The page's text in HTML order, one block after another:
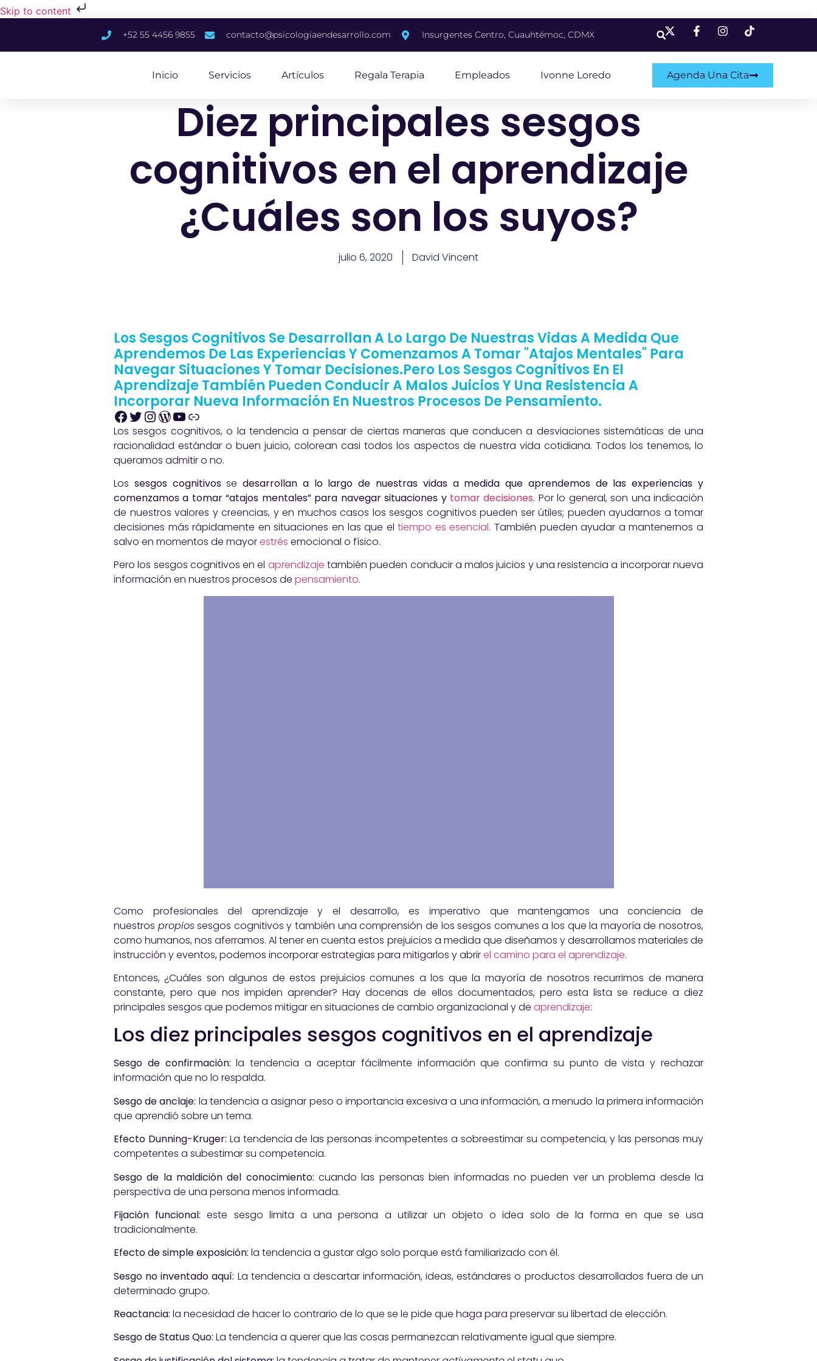
Skip to content
+52 55 4456 9855 contacto@psicologiaendesarrollo.com Insurgentes Centro, Cuauhtémoc, CDMX
Inicio Servicios Artículos Regala Terapia Empleados Ivonne Loredo Agenda Una Cita
Diez principales sesgos
cognitivos en el aprendizaje
¿Cuáles son los suyos?
julio 6, 2020 David Vincent
Los Sesgos Cognitivos Se Desarrollan A Lo Largo De Nuestras Vidas A Medida Que
Aprendemos De Las Experiencias Y Comenzamos A Tomar "atajos Mentales" Para
Navegar Situaciones Y Tomar Decisiones.Pero Los Sesgos Cognitivos En El
Aprendizaje También Pueden Conducir A Malos Juicios Y Una Resistencia A
Incorporar Nueva Información En Nuestros Procesos De Pensamiento.
Los sesgos cognitivos, o la tendencia a pensar de ciertas maneras que conducen a desviaciones sistemáticas de una
racionalidad estándar o buen juicio, colorean casi todos los aspectos de nuestra vida cotidiana. Todos los tenemos, lo
queramos admitir o no.
Los sesgos cognitivossedesarrollan a lo largo de nuestras vidas a medida que aprendemos de las experiencias y
comenzamos a tomar “atajos mentales” para navegar situaciones y tomar decisiones. Por lo general, son una indicación
de nuestros valores y creencias, y en muchos casos los sesgos cognitivos pueden ser útiles; pueden ayudarnos a tomar
decisiones más rápidamente en situaciones en las que eltiempo es esencial. También pueden ayudar a mantenernos a
salvo en momentos de mayorestrés emocional o físico.
Pero los sesgos cognitivos en el aprendizaje también pueden conducir a malos juicios y una resistencia a incorporar nueva
información en nuestros procesos de pensamiento.
Como profesionales del aprendizaje y el desarrollo, es imperativo que mantengamos una conciencia de
nuestros propiossesgos cognitivos y también una comprensión de los sesgos comunes a los que la mayoría de nosotros,
como humanos, nos aferramos. Al tener en cuenta estos prejuicios a medida que diseñamos y desarrollamos materiales de
instrucción y eventos, podemos incorporar estrategias para mitigarlos y abrirel camino para el aprendizaje.
Entonces, ¿Cuáles son algunos de estos prejuicios comunes a los que la mayoría de nosotros recurrimos de manera
constante, pero que nos impiden aprender? Hay docenas de ellos documentados, pero esta lista se reduce a diez
principales sesgos que podemos mitigar en situaciones de cambio organizacional y de aprendizaje:
Los diez principales sesgos cognitivos en el aprendizaje
Sesgo de confirmación: la tendencia a aceptar fácilmente información que confirma su punto de vista y rechazar
información que no lo respalda.
Sesgo de anclaje: la tendencia a asignar peso o importancia excesiva a una información, a menudo la primera información
que aprendió sobre un tema.
Efecto Dunning-Kruger: La tendencia de las personas incompetentes a sobreestimar su competencia, y las personas muy
competentes a subestimar su competencia.
Sesgo de la maldición del conocimiento: cuando las personas bien informadas no pueden ver un problema desde la
perspectiva de una persona menos informada.
Fijación funcional: este sesgo limita a una persona a utilizar un objeto o idea solo de la forma en que se usa
tradicionalmente.
Efecto de simple exposición: la tendencia a gustar algo solo porque está familiarizado con él.
Sesgo no inventado aquí: La tendencia a descartar información, ideas, estándares o productos desarrollados fuera de un
determinado grupo.
Reactancia: la necesidad de hacer lo contrario de lo que se le pide que haga para preservar su libertad de elección.
Sesgo de Status Quo: La tendencia a querer que las cosas permanezcan relativamente igual que siempre.